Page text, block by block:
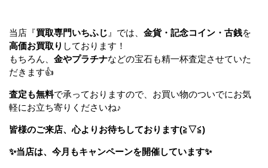
当店『買取専門いちふじ 』では、 金貨・記念コイン・古銭を
高価お買取り しております！
もちろん、 金やプラチナなどの宝石も精一杯査定させていた
だきます👍
査定も無料で承っておりますので、お買い物のついでにお気
軽にお立ち寄りくださいね♪
皆様のご来店、心よりお待ちしております(≧▽≦)
✨当店は、今月もキャンペーンを開催しています✨